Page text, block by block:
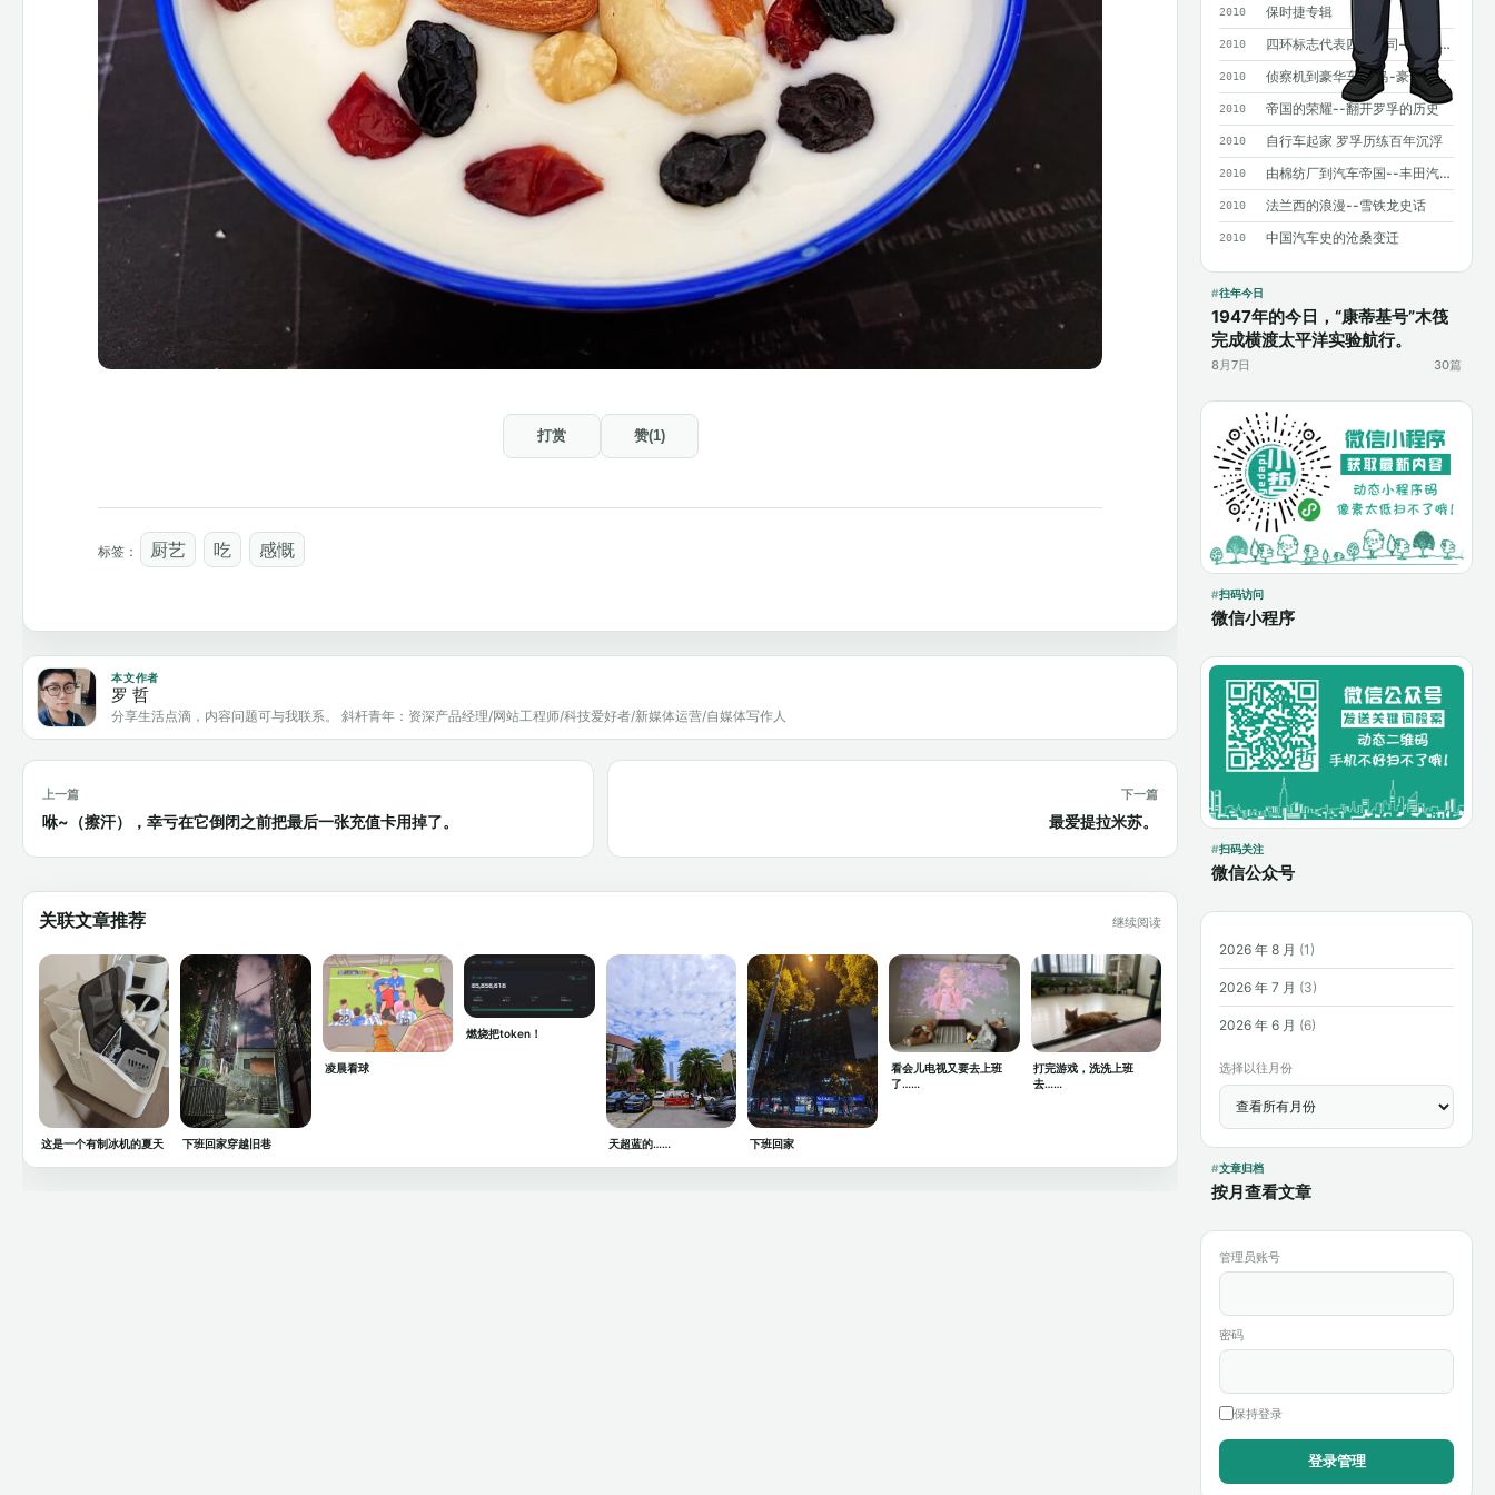
2010 保时捷专辑
2010 四环标志代表四个公司——奥迪历史概述
2010 侦察机到豪华车 宝马-豪华背后沧桑曲折
2010 帝国的荣耀--翻开罗孚的历史
2010 自行车起家 罗孚历练百年沉浮
2010 由棉纺厂到汽车帝国--丰田汽车发展史
2010 法兰西的浪漫--雪铁龙史话
2010 中国汽车史的沧桑变迁
往年今日
1947年的今日，“康蒂基号”木筏
完成横渡太平洋实验航行。
8月7日 30篇
扫码访问
微信小程序
扫码关注
微信公众号
2026 年 8 月 (1)
2026 年 7 月 (3)
2026 年 6 月 (6)
选择以往月份
文章归档
按月查看文章
管理员账号
密码
保持登录
打赏 赞(1)
标签： 厨艺 吃 感慨
本文作者
罗 哲
分享生活点滴，内容问题可与我联系。 斜杆青年：资深产品经理/网站工程师/科技爱好者/新媒体运营/自媒体写作人
上一篇
咻~（擦汗），幸亏在它倒闭之前把最后一张充值卡用掉了。
下一篇
最爱提拉米苏。
关联文章推荐 继续阅读
这是一个有制冰机的夏天 下班回家穿越旧巷
凌晨看球
燃烧把token！
天超蓝的…… 下班回家
看会儿电视又要去上班
了……
打完游戏，洗洗上班
去……